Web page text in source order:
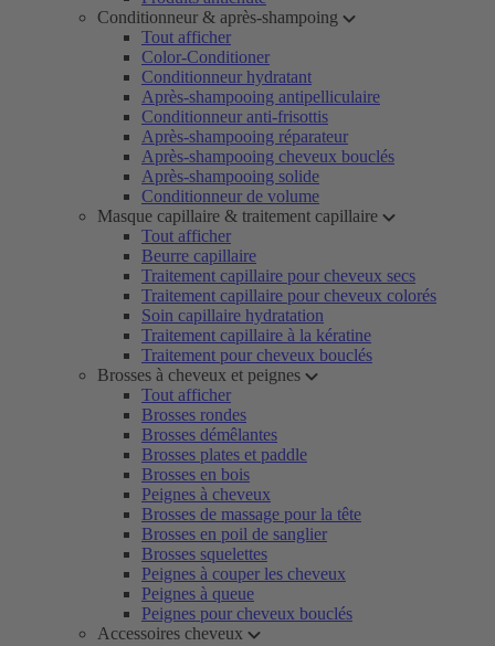
Conditionneur & après-shampoing
Tout afficher
Color-Conditioner
Conditionneur hydratant
Après-shampooing antipelliculaire
Conditionneur anti-frisottis
Après-shampooing réparateur
Après-shampooing cheveux bouclés
Après-shampooing solide
Conditionneur de volume
Masque capillaire & traitement capillaire
Tout afficher
Beurre capillaire
Traitement capillaire pour cheveux secs
Traitement capillaire pour cheveux colorés
Soin capillaire hydratation
Traitement capillaire à la kératine
Traitement pour cheveux bouclés
Brosses à cheveux et peignes
Tout afficher
Brosses rondes
Brosses démêlantes
Brosses plates et paddle
Brosses en bois
Peignes à cheveux
Brosses de massage pour la tête
Brosses en poil de sanglier
Brosses squelettes
Peignes à couper les cheveux
Peignes à queue
Peignes pour cheveux bouclés
Accessoires cheveux